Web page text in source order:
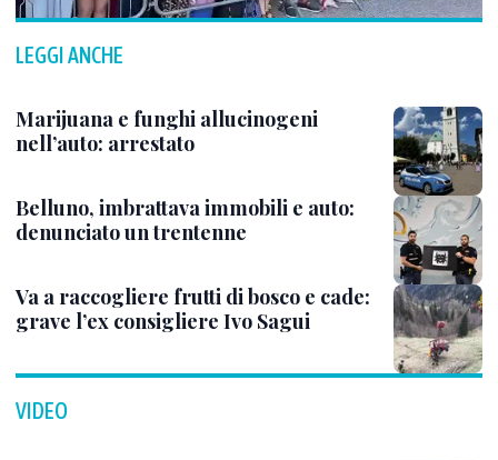
LEGGI ANCHE
Marijuana e funghi allucinogeni
nell’auto: arrestato
Belluno, imbrattava immobili e auto:
denunciato un trentenne
Va a raccogliere frutti di bosco e cade:
grave l’ex consigliere Ivo Sagui
VIDEO